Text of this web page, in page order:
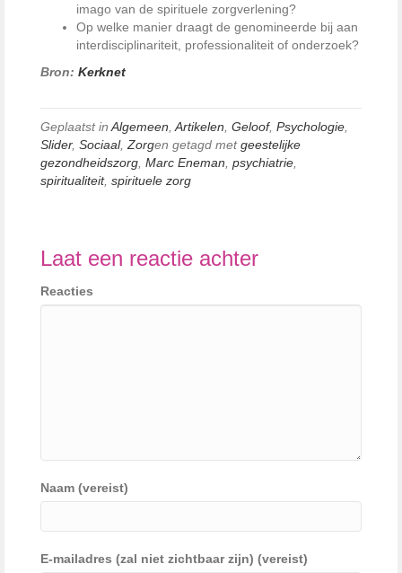
imago van de spirituele zorgverlening?
Op welke manier draagt de genomineerde bij aan
interdisciplinariteit, professionaliteit of onderzoek?
Bron: Kerknet
Geplaatst inAlgemeen,Artikelen, Geloof, Psychologie,
Slider, Sociaal,Zorgen getagd metgeestelijke
gezondheidszorg, Marc Eneman, psychiatrie,
spiritualiteit, spirituele zorg
Laat een reactie achter
Reacties
Naam (vereist)
E-mailadres (zal niet zichtbaar zijn) (vereist)